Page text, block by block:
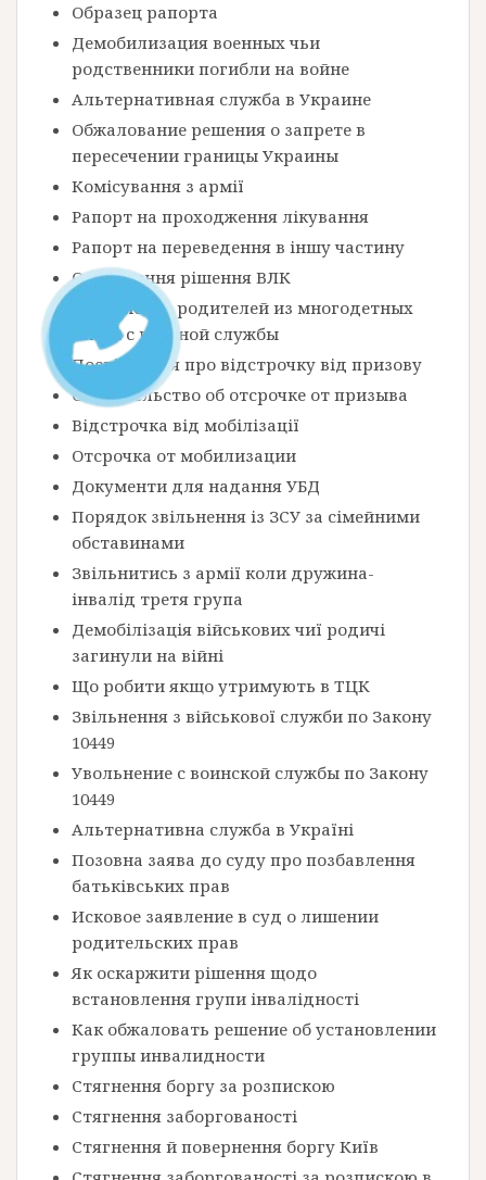
Образец рапорта
Демобилизация военных чьи
родственники погибли на войне
Альтернативная служба в Украине
Обжалование решения о запрете в
пересечении границы Украины
Комісування з армії
Рапорт на проходження лікування
Рапорт на переведення в іншу частину
Оскарження рішення ВЛК
Увольнение родителей из многодетных
семей с военной службы
Посвідчення про відстрочку від призову
Свидетельство об отсрочке от призыва
Відстрочка від мобілізації
Отсрочка от мобилизации
Документи для надання УБД
Порядок звільнення із ЗСУ за сімейними
обставинами
Звільнитись з армії коли дружина-
інвалід третя група
Демобілізація військових чиї родичі
загинули на війні
Що робити якщо утримують в ТЦК
Звільнення з військової служби по Закону
10449
Увольнение с воинской службы по Закону
10449
Альтернативна служба в Україні
Позовна заява до суду про позбавлення
батьківських прав
Исковое заявление в суд о лишении
родительских прав
Як оскаржити рішення щодо
встановлення групи інвалідності
Как обжаловать решение об установлении
группы инвалидности
Стягнення боргу за розпискою
Стягнення заборгованості
Стягнення й повернення боргу Київ